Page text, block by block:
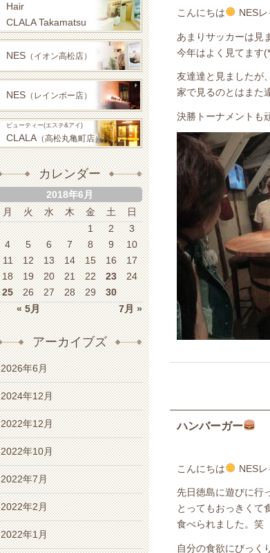
こんにちは NES
あまりサッカーは見
今年はよく見てます
友達達と見ましたが、
家で見るのとはまた
決勝トーナメントも
ハンバーガー
こんにちは NES
先日徳島に遊びに行
とってもおっきくて
食べられました。笑
自分の食欲にびっく
Hair
CLALA Takamatsu
NES （イオン高松店）
NES （レインボー店）
ビューティー(エステ&アイ)
CLALA（高松丸亀町店）
カレンダー
2018年6月
月
火 水 木 金 土 日
« 5月 7月 »
1 2
3
4
5 6 7 8 9
10
11
12 13 14 15 16
17
18
19 20 21 22 23
24
25
26 27 28 29 30
アーカイブズ
2026年6月
2024年12月
2022年12月
2022年10月
2022年7月
2022年2月
2022年1月